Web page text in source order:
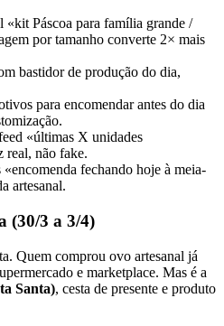
«kit Páscoa para família grande /
por tamanho converte 2× mais
bastidor de produção do dia,
para encomendar antes do dia
«últimas X unidades
real, não fake.
«encomenda fechando hoje à meia-
artesanal.
(30/3 a 3/4)
Quem comprou ovo artesanal já
e marketplace. Mas é a
Santa), cesta de presente e produto